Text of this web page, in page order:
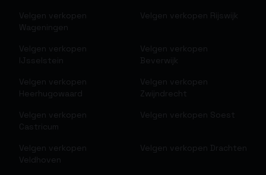
Velgen verkopen
Wageningen
Velgen verkopen Rijswijk
Velgen verkopen
IJsselstein
Velgen verkopen
Beverwijk
Velgen verkopen
Heerhugowaard
Velgen verkopen
Zwijndrecht
Velgen verkopen
Castricum
Velgen verkopen Soest
Velgen verkopen
Veldhoven
Velgen verkopen Drachten